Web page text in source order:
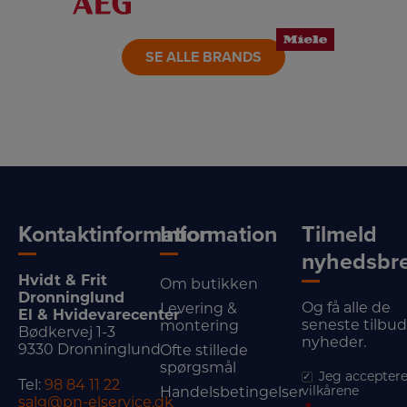
LINK
SE ALLE BRANDS
Kontaktinformation
Hvidt & Frit
Dronninglund
El & Hvidevarecenter
Bødkervej 1-3
9330 Dronninglund
Tel: 98 84 11 22
salg@pn-elservice.dk
Information
Om butikken
Levering &
montering
Ofte stillede
spørgsmål
Handelsbetingelser
Tilmeld
Og få alle de
seneste
nyheder.
Jeg
vilkårene